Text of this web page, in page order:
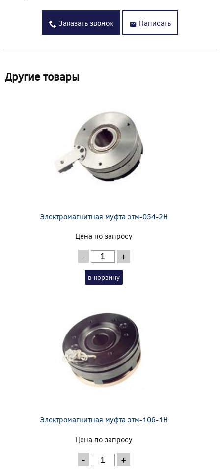
Заказать звонок Написать
Другие товары
Электромагнитная муфта этм-054-2Н
Цена по запросу
- +
в корзину
Электромагнитная муфта этм-106-1Н
Цена по запросу
- +